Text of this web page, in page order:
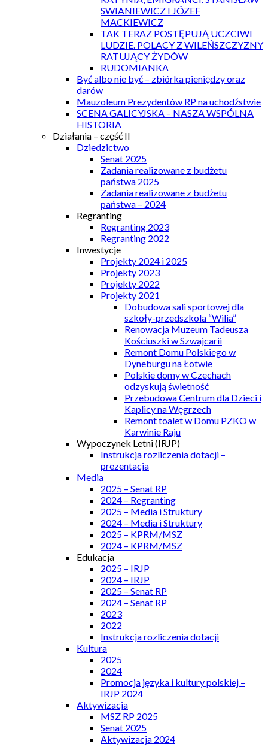
SWIANIEWICZ I JÓZEF
MACKIEWICZ
TAK TERAZ POSTĘPUJĄ UCZCIWI
LUDZIE. POLACY Z WILEŃSZCZYZNY
RATUJĄCY ŻYDÓW
RUDOMIANKA
Być albo nie być – zbiórka pieniędzy oraz
darów
Mauzoleum Prezydentów RP na uchodźstwie
SCENA GALICYJSKA – NASZA WSPÓLNA
HISTORIA
Działania – część II
Dziedzictwo
Senat 2025
Zadania realizowane z budżetu
państwa 2025
Zadania realizowane z budżetu
państwa – 2024
Regranting
Regranting 2023
Regranting 2022
Inwestycje
Projekty 2024 i 2025
Projekty 2023
Projekty 2022
Projekty 2021
Dobudowa sali sportowej dla
szkoły-przedszkola “Wilia”
Renowacja Muzeum Tadeusza
Kościuszki w Szwajcarii
Remont Domu Polskiego w
Dyneburgu na Łotwie
Polskie domy w Czechach
odzyskują świetność
Przebudowa Centrum dla Dzieci i
Kaplicy na Węgrzech
Remont toalet w Domu PZKO w
Karwinie Raju
Wypoczynek Letni (IRJP)
Instrukcja rozliczenia dotacji –
prezentacja
Media
2025 – Senat RP
2024 – Regranting
2025 – Media i Struktury
2024 – Media i Struktury
2025 – KPRM/MSZ
2024 – KPRM/MSZ
Edukacja
2025 – IRJP
2024 – IRJP
2025 – Senat RP
2024 – Senat RP
2023
2022
Instrukcja rozliczenia dotacji
Kultura
2025
2024
Promocja języka i kultury polskiej –
IRJP 2024
Aktywizacja
MSZ RP 2025
Senat 2025
Aktywizacja 2024